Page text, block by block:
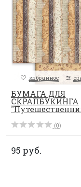
избранное
БУМАГА ДЛЯ
СКРАПБУКИНГА
Писательниц...
(0)
95 руб.